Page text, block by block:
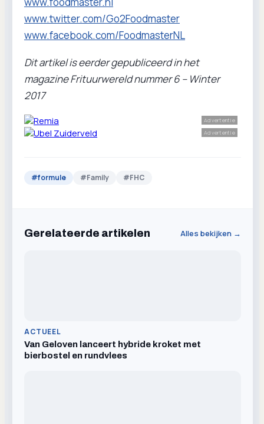
www.twitter.com/Go2Foodmaster
www.facebook.com/FoodmasterNL
Dit artikel is eerder gepubliceerd in het
magazine Frituurwereld nummer 6 – Winter
2017
Advertentie
Advertentie
#formule #Family #FHC
Gerelateerde artikelen Alles bekijken →
ACTUEEL
Van Geloven lanceert hybride kroket met
bierbostel en rundvlees